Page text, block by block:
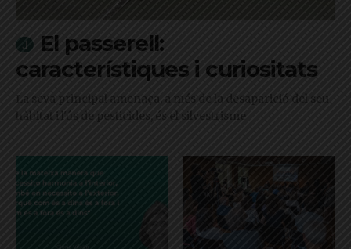
El passerell:
característiques i curiositats
La seva principal amenaça, a més de la desaparició del seu
hàbitat i l'ús de pesticides, és el silvestrisme